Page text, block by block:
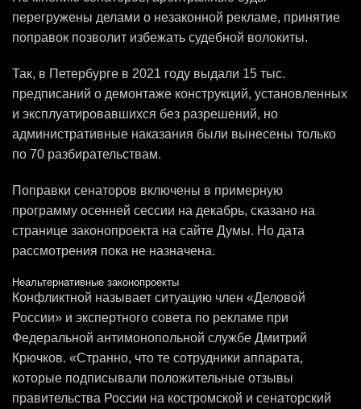
перегружены делами о незаконной рекламе, принятие
поправок позволит избежать судебной волокиты.
Так, в Петербурге в 2021 году выдали 15 тыс.
предписаний о демонтаже конструкций, установленных
и эксплуатировавшихся без разрешений, но
административные наказания были вынесены только
по 70 разбирательствам.
Поправки сенаторов включены в примерную
программу осенней сессии на декабрь, сказано на
странице законопроекта на сайте Думы. Но дата
рассмотрения пока не назначена.
Неальтернативные законопроекты
Конфликтной называет ситуацию член «Деловой
России» и экспертного совета по рекламе при
Федеральной антимонопольной службе Дмитрий
Крючков. «Странно, что те сотрудники аппарата,
которые подписывали положительные отзывы
правительства России на костромской и сенаторский